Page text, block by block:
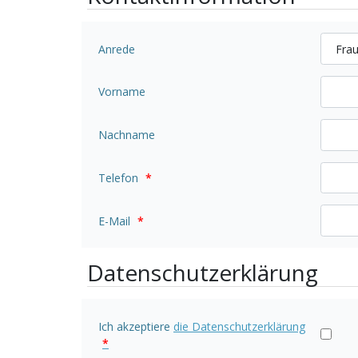
Anrede
Vorname
Nachname
Telefon *
E-Mail *
Datenschutzerklärung
Ich akzeptiere die Datenschutzerklärung
*